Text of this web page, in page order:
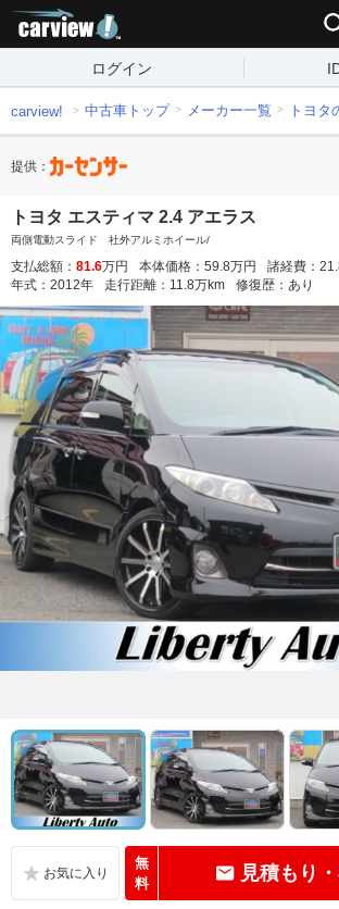
ログイン
carview! 中古車トップ メーカー一覧 トヨタ
提供：
トヨタ エスティマ 2.4 アエラス
両側電動スライド 社外アルミホイール/
支払総額： 81.6万円 本体価格： 59.8万円 諸経費：
年式： 2012年 走行距離： 11.8万km 修復歴： あり
無
料
見積もり